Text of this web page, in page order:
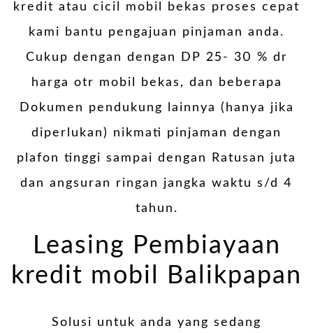
kredit atau cicil mobil bekas proses cepat
kami bantu pengajuan pinjaman anda.
Cukup dengan dengan DP 25- 30 % dr
harga otr mobil bekas, dan beberapa
Dokumen pendukung lainnya (hanya jika
diperlukan) nikmati pinjaman dengan
plafon tinggi sampai dengan Ratusan juta
dan angsuran ringan jangka waktu s/d 4
tahun.
Leasing Pembiayaan
kredit mobil Balikpapan
Solusi untuk anda yang sedang